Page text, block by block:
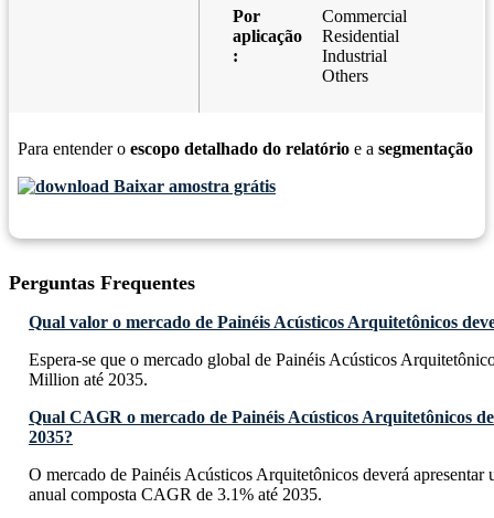
Por
aplicação
:
Commercial
Residential
Industrial
Others
Para entender o escopo detalhado do relatório e a segmentação
Baixar amostra grátis
Perguntas Frequentes
Qual valor o mercado de Painéis Acústicos Arquitetônicos
Espera-se que o mercado global de Painéis Acústicos
Million até 2035.
Qual CAGR o mercado de Painéis Acústicos Arquitetônicos
2035?
O mercado de Painéis Acústicos Arquitetônicos deverá apresentar
anual composta CAGR de 3.1% até 2035.